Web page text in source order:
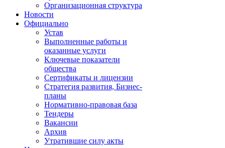
Организационная структура
Новости
Официально
Устав
Выполненные работы и
оказанные услуги
Ключевые показатели
общества
Сертификаты и лицензии
Стратегия развития, Бизнес-
планы
Нормативно-правовая база
Тендеры
Вакансии
Архив
Утратившие силу акты